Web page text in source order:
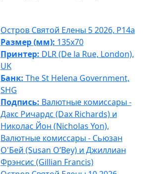
Остров Святой Елены 5 2026, P14a
Размер (мм): 135x70
Принтер: DLR (De la Rue, London),
UK
Банк: The St Helena Government,
SHG
Подпись: Валютные комиссары -
Дакс Ричардс (Dax Richards) и
Николас Йон (Nicholas Yon),
Валютные комиссары - Сьюзан
О'Бей (Susan O’Bey) и Джиллиан
Фрэнсис (Gillian Francis)